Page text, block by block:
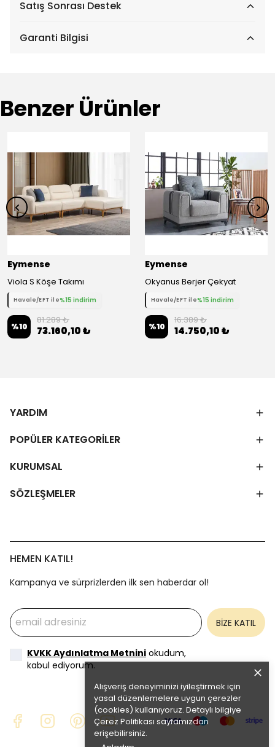
Alışveriş deneyiminizi iyileştirmek için
yasal düzenlemelere uygun çerezler
(cookies) kullanıyoruz. Detaylı bilgiye
Çerez Politikası sayfamızdan
erişebilirsiniz.
Satış Sonrası Destek
Garanti Bilgisi
Benzer Ürünler
Eymense
Viola S Köşe Takımı
Havale/EFT ile%15 indirim
%10
81.289 ₺
73.160,10 ₺
Eymense
Okyanus Berjer Çekyat
Havale/EFT ile%15 indirim
%10
16.389 ₺
14.750,10 ₺
YARDIM
POPÜLER KATEGORİLER
KURUMSAL
SÖZLEŞMELER
HEMEN KATIL!
Kampanya ve sürprizlerden ilk sen haberdar ol!
BİZE KATIL
KVKK Aydınlatma Metnini okudum,
kabul ediyorum.